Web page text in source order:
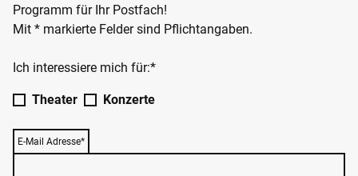
Programm für Ihr Postfach!
Mit * markierte Felder sind Pflichtangaben.
Ich interessiere mich für:*
Theater Konzerte
E-Mail Adresse*